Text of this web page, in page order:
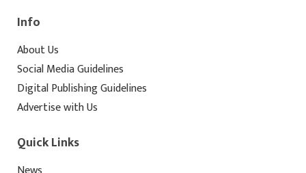
Info
About Us
Social Media Guidelines
Digital Publishing Guidelines
Advertise with Us
Quick Links